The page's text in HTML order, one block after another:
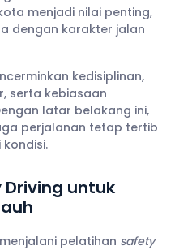
menjadi nilai penting,
dengan karakter jalan
kedisiplinan,
serta kebiasaan
latar belakang ini,
perjalanan tetap tertib
Driving untuk
pelatihan safety